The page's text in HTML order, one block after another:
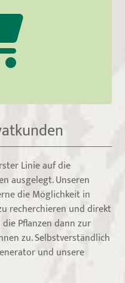
Linie auf die
ausgelegt. Unseren
die Möglichkeit in
recherchieren und direkt
Pflanzen dann zur
zu. Selbstverständlich
und unsere